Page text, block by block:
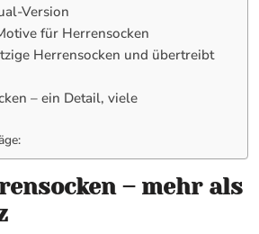
Version
für Herrensocken
Herrensocken und übertreibt
– ein Detail, viele
– mehr als